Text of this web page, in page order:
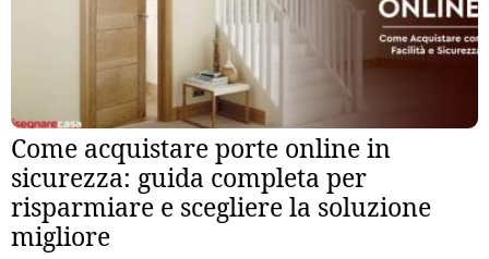
Come acquistare porte online in
sicurezza: guida completa per
risparmiare e scegliere la soluzione
migliore